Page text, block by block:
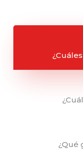
¿Qué